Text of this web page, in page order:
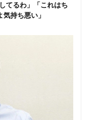
てるわ」「これはち
持ち悪い」